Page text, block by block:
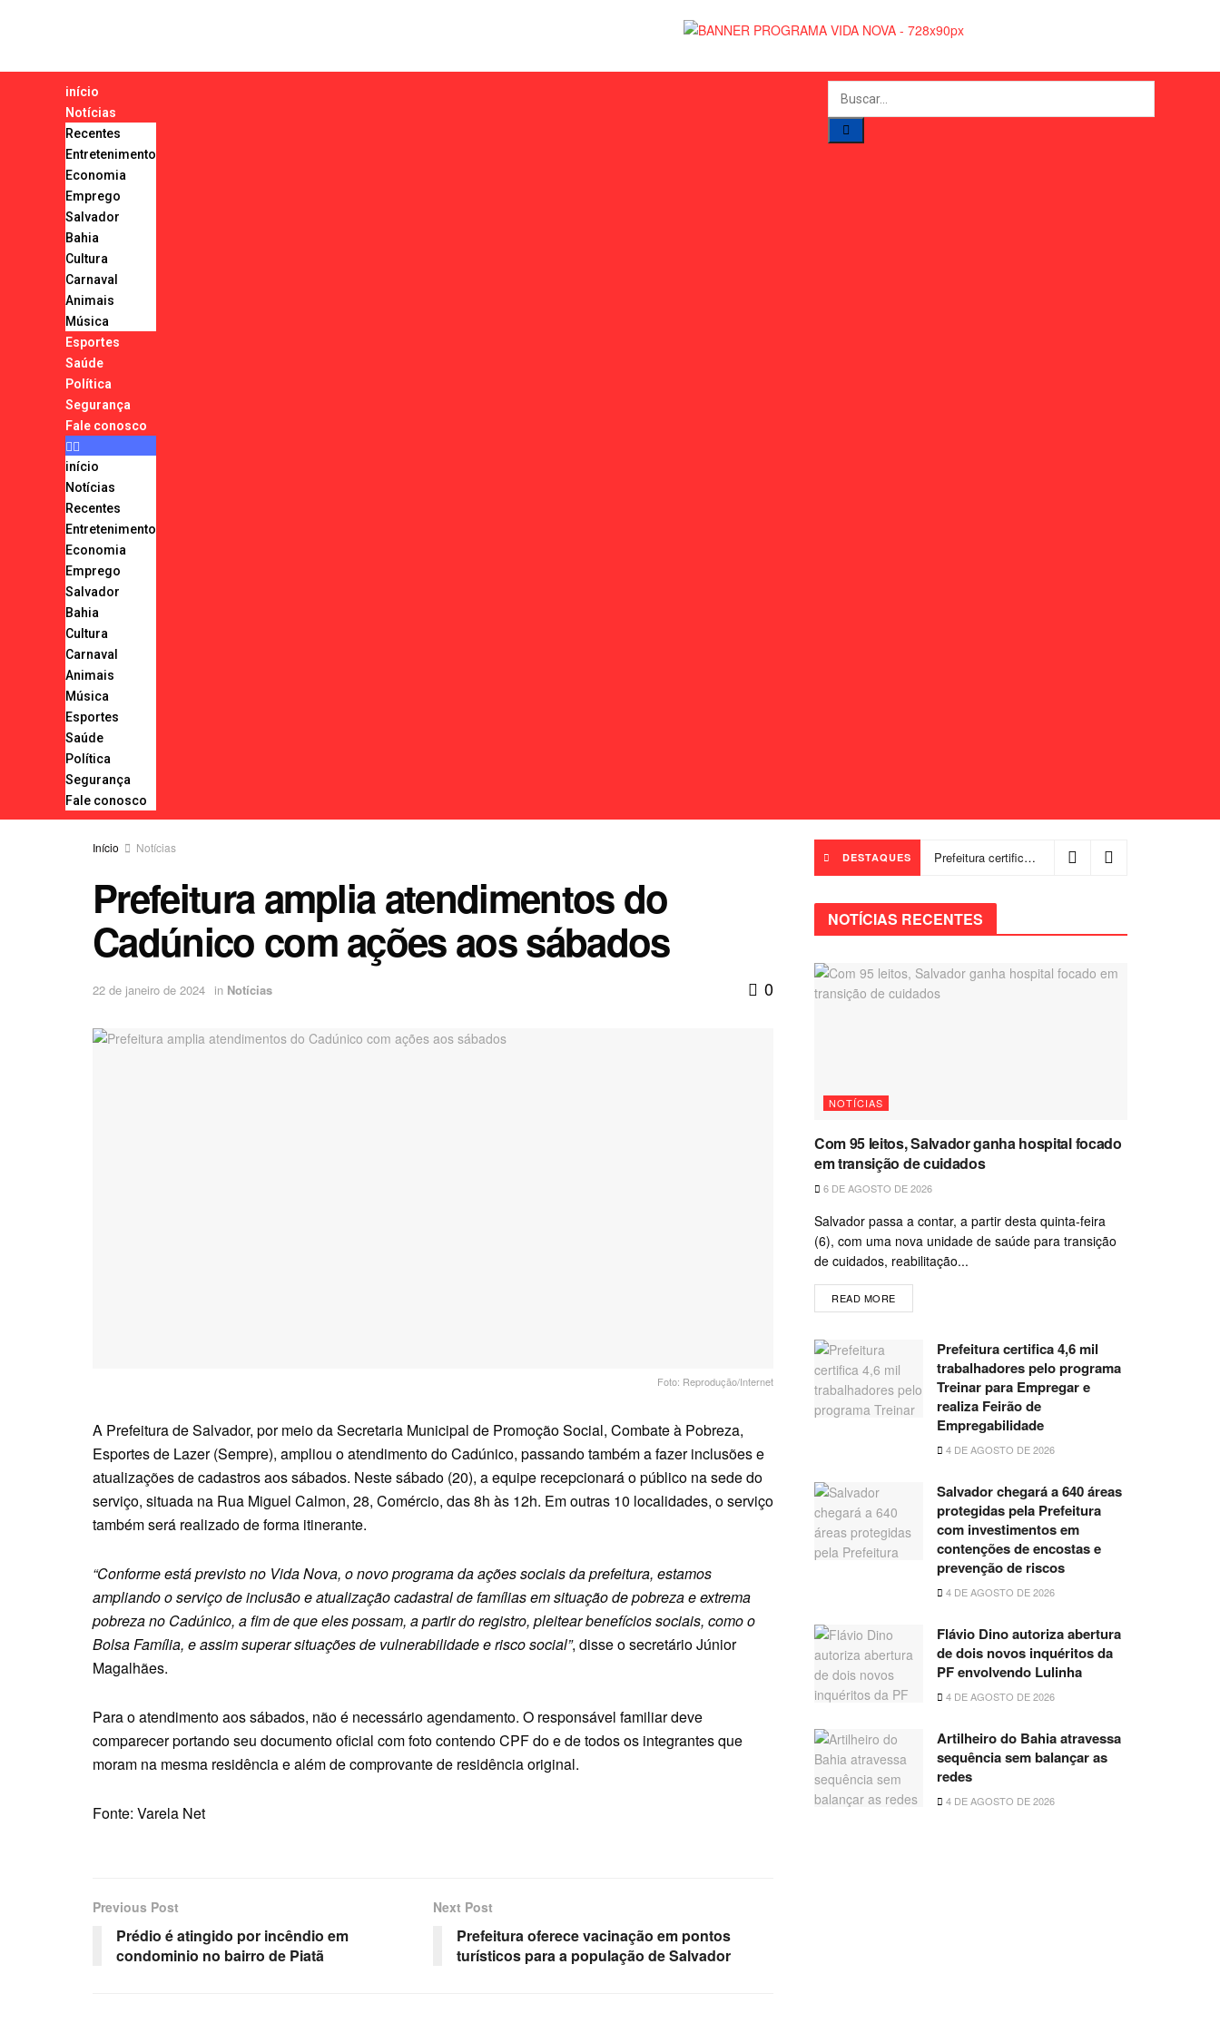
início
Notícias
Recentes
Entretenimento
Economia
Emprego
Salvador
Bahia
Cultura
Carnaval
Animais
Música
Esportes
Saúde
Política
Segurança
Fale conosco
início
Notícias
Recentes
Entretenimento
Economia
Emprego
Salvador
Bahia
Cultura
Carnaval
Animais
Música
Esportes
Saúde
Política
Segurança
Fale conosco
Início Notícias
Prefeitura amplia atendimentos do
Cadúnico com ações aos sábados
22 de janeiro de 2024 in Notícias 0
Foto: Reprodução/Internet
A Prefeitura de Salvador, por meio da Secretaria Municipal de Promoção Social, Combate à Pobreza,
Esportes de Lazer (Sempre), ampliou o atendimento do Cadúnico, passando também a fazer inclusões e
atualizações de cadastros aos sábados. Neste sábado (20), a equipe recepcionará o público na sede do
serviço, situada na Rua Miguel Calmon, 28, Comércio, das 8h às 12h. Em outras 10 localidades, o serviço
também será realizado de forma itinerante.
“Conforme está previsto no Vida Nova, o novo programa da ações sociais da prefeitura, estamos
ampliando o serviço de inclusão e atualização cadastral de famílias em situação de pobreza e extrema
pobreza no Cadúnico, a fim de que eles possam, a partir do registro, pleitear benefícios sociais, como o
Bolsa Família, e assim superar situações de vulnerabilidade e risco social”, disse o secretário Júnior
Magalhães.
Para o atendimento aos sábados, não é necessário agendamento. O responsável familiar deve
comparecer portando seu documento oficial com foto contendo CPF do e de todos os integrantes que
moram na mesma residência e além de comprovante de residência original.
Fonte: Varela Net
Previous Post
Prédio é atingido por incêndio em
condominio no bairro de Piatã
Next Post
Prefeitura oferece vacinação em pontos
turísticos para a população de Salvador
DESTAQUES Prefeitura certifica 4,6 mil trabalhadores pelo programa Treinar para Empregar e realiza Feirão de Empregabilidade
NOTÍCIAS RECENTES
NOTÍCIAS
Com 95 leitos, Salvador ganha hospital focado
em transição de cuidados
6 DE AGOSTO DE 2026
Salvador passa a contar, a partir desta quinta-feira
(6), com uma nova unidade de saúde para transição
de cuidados, reabilitação...
READ MORE
Prefeitura certifica 4,6 mil
trabalhadores pelo programa
Treinar para Empregar e
realiza Feirão de
Empregabilidade
4 DE AGOSTO DE 2026
Salvador chegará a 640 áreas
protegidas pela Prefeitura
com investimentos em
contenções de encostas e
prevenção de riscos
4 DE AGOSTO DE 2026
Flávio Dino autoriza abertura
de dois novos inquéritos da
PF envolvendo Lulinha
4 DE AGOSTO DE 2026
Artilheiro do Bahia atravessa
sequência sem balançar as
redes
4 DE AGOSTO DE 2026